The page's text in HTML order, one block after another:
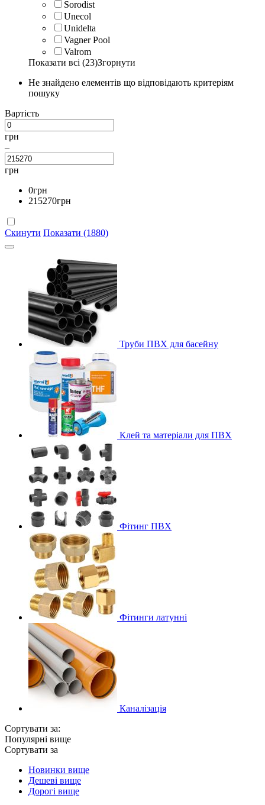
Sorodist
Unecol
Unidelta
Vagner Pool
Valrom
Показати всі (23)Згорнути
Не знайдено елементів що відповідають критеріям
пошуку
Вартість
грн
–
грн
0грн
215270грн
Скинути Показати (1880)
Труби ПВХ для басейну
Клей та матеріали для ПВХ
Фітинг ПВХ
Фітинги латунні
Каналізація
Сортувати за:
Популярні вище
Сортувати за
Новинки вище
Дешеві вище
Дорогі вище